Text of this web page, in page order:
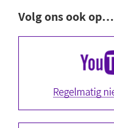
Volg ons ook op…